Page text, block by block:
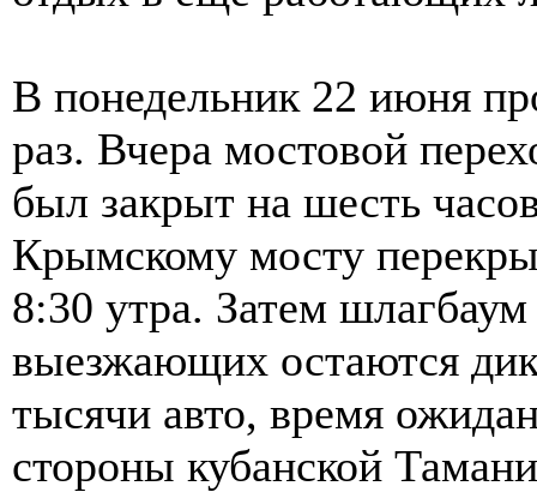
В понедельник 22 июня
раз. Вчера мостовой
был закрыт на шесть
Крымскому мосту
8:30 утра. Затем
выезжающих остаются
тысячи авто, время
стороны кубанской